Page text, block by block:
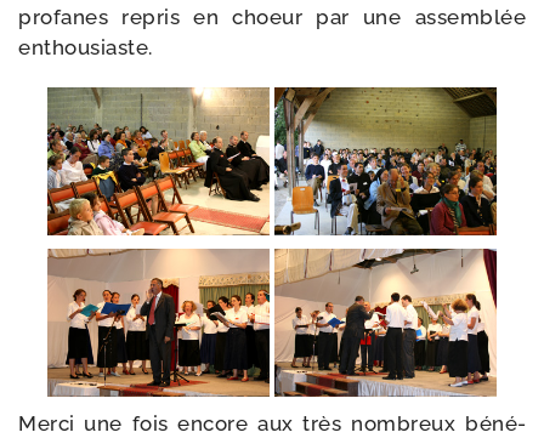
pro­fanes repris en choeur par une assem­blée
enthousiaste.
Merci une fois encore aux très nom­breux béné­